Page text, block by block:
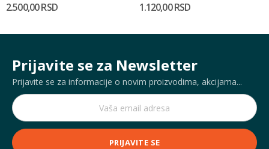
2.500,00 RSD 1.120,00 RSD
Prijavite se za Newsletter
Prijavite se za informacije o novim proizvodima, akcijama...
PRIJAVITE SE